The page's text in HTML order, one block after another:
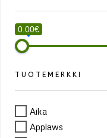
0.00€
TUOTEMERKKI
Aika
Applaws